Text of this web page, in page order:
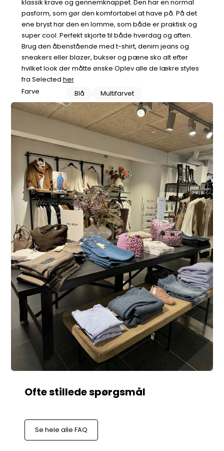
klassik krave og gennemknappet. Den har en normal
pasform, som gør den komfortabel at have på. På det
ene bryst har den en lomme, som både er praktisk og
super cool. Perfekt skjorte til både hverdag og aften.
Brug den åbenstående med t-shirt, denim jeans og
sneakers eller blazer, bukser og pæne sko alt efter
hvilket look der måtte ønske Oplev alle de lækre styles
fra Selected her
Farve
Blå Multifarvet
Se hele alle FAQ